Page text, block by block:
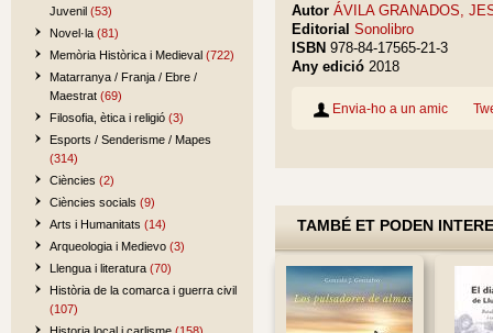
Juvenil (53)
Novel·la (81)
Memòria Històrica i Medieval (722)
Matarranya / Franja / Ebre /
Maestrat (69)
Filosofia, ètica i religió (3)
Esports / Senderisme / Mapes
(314)
Ciències (2)
Ciències socials (9)
Arts i Humanitats (14)
Arqueologia i Medievo (3)
Llengua i literatura (70)
Història de la comarca i guerra civil
(107)
Autor ÁVILA GRANADOS,
Editorial Sonolibro
ISBN 978-84-17565-21-3
Any edició 2018
Envia-ho a un amic
TAMBÉ ET PODEN